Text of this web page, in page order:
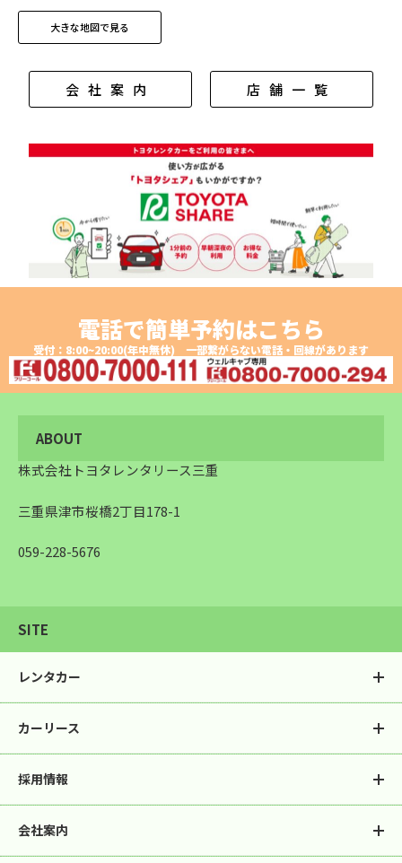
大きな地図で見る
会社案内 店舗一覧
電話で簡単予約はこちら
受付：8:00~20:00(年中無休) 一部繋がらない電話・回線があります
ABOUT
株式会社トヨタレンタリース三重
三重県津市桜橋2丁目178-1
059-228-5676
SITE
レンタカー
レンタカートップ
乗用車 スペシャリティ
バン
バス 福祉車両
カーリース
カーリース
トヨタの強み サービス一覧
採用情報
採用情報
会社案内